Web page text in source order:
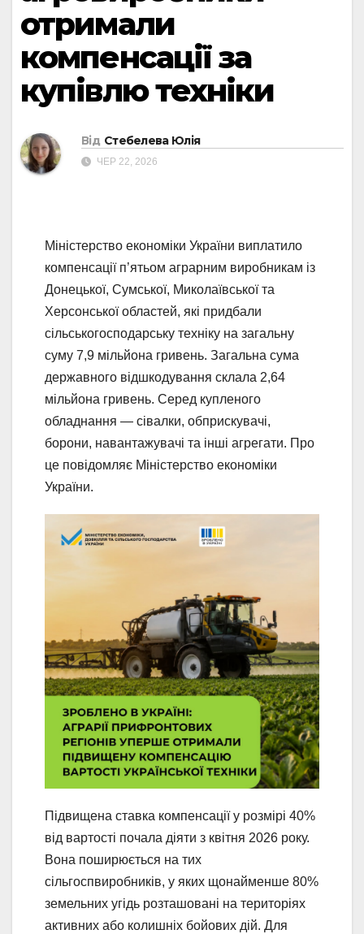
отримали
компенсації за
купівлю техніки
Від Стебелева Юлія
ЧЕР 22, 2026
Міністерство економіки України виплатило
компенсації п’ятьом аграрним виробникам із
Донецької, Сумської, Миколаївської та
Херсонської областей, які придбали
сільськогосподарську техніку на загальну
суму 7,9 мільйона гривень. Загальна сума
державного відшкодування склала 2,64
мільйона гривень. Серед купленого
обладнання — сівалки, обприскувачі,
борони, навантажувачі та інші агрегати. Про
це повідомляє Міністерство економіки
України.
Підвищена ставка компенсації у розмірі 40%
від вартості почала діяти з квітня 2026 року.
Вона поширюється на тих
сільгоспвиробників, у яких щонайменше 80%
земельних угідь розташовані на територіях
активних або колишніх бойових дій. Для